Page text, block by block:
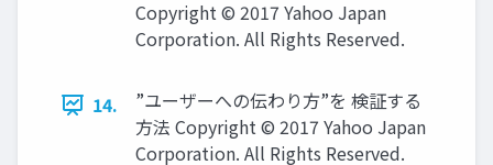
Copyright © 2017 Yahoo Japan
Corporation. All Rights Reserved.
14.
”ユーザーへの伝わり⽅”を 検証する
⽅法 Copyright © 2017 Yahoo Japan
Corporation. All Rights Reserved.